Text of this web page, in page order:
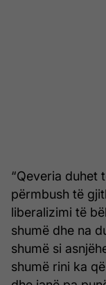
“Qeveria duhet
përmbush të
liberalizimi të
shumë dhe na
shumë si
shumë rini ka